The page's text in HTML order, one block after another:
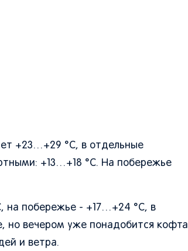
+23…+29 °C, в отдельные
+13…+18 °C. На побережье
на побережье - +17…+24 °C, в
но вечером уже понадобится кофта
и ветра.